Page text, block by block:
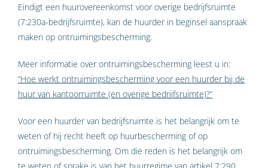
Eindigt een huurovereenkomst voor overige bedrijfsruimte
(7:230a-bedrijfsruimte), kan de huurder in beginsel aanspraak
maken op ontruimingsbescherming.
Meer informatie over ontruimingsbescherming leest u in:
“Hoe werkt ontruimingsbescherming voor een huurder bij de
huur van kantoorruimte (en overige bedrijfsruimte)?”
Voor een huurder van bedrijfsruimte is het belangrijk om te
weten of hij recht heeft op huurbescherming of op
ontruimingsbescherming. Om die reden is het belangrijk om
te weten of sprake is van het huurregime van artikel 7:290